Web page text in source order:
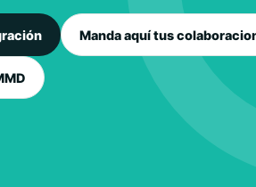
Manda aquí tus